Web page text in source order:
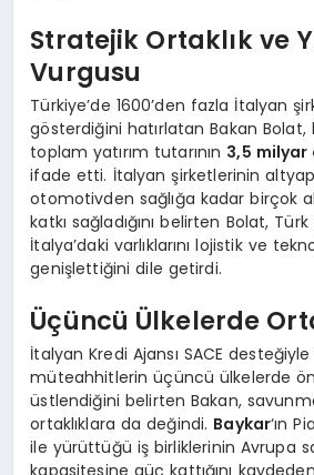
Stratejik Ortaklık ve
Vurgusu
Türkiye’de 1600’den fazla İtalyan
gösterdiğini hatırlatan Bakan Bolat,
toplam yatırım tutarının 3,5
ifade etti. İtalyan şirketlerinin
otomotivden sağlığa kadar birçok
katkı sağladığını belirten Bolat,
İtalya’daki varlıklarını lojistik ve
genişlettiğini dile getirdi.
Üçüncü Ülkelerde
İtalyan Kredi Ajansı SACE
müteahhitlerin üçüncü ülkelerde
üstlendiğini belirten Bakan,
ortaklıklara da değindi. Baykar‘ın
ile yürüttüğü iş birliklerinin Avrupa
kapasitesine güç kattığını